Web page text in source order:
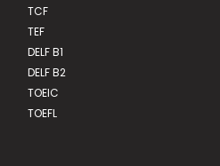
TCF
TEF
DELF B1
DELF B2
TOEIC
TOEFL